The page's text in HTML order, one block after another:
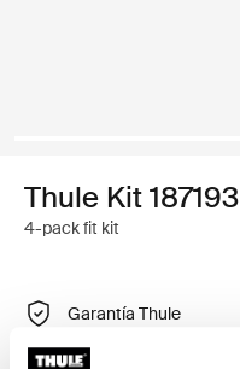
Thule Kit 187193
4-pack fit kit
Garantía Thule
Encontrar en tienda